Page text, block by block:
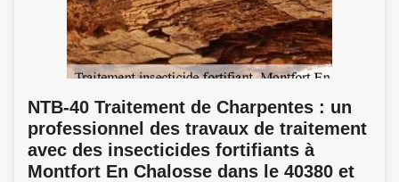
NTB-40 Traitement de Charpentes : un
professionnel des travaux de traitement
avec des insecticides fortifiants à
Montfort En Chalosse dans le 40380 et